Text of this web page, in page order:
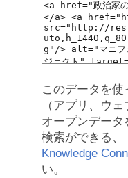
このデータを
（アプリ、ウ
オープンデータ
検索ができる、
Knowledge
い。